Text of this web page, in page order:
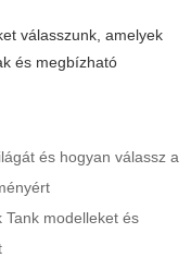
válasszunk, amelyek
és megbízható
és hogyan válassz a
Tank modelleket és